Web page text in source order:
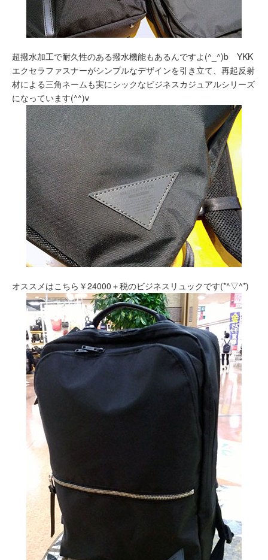
超撥水加工で耐久性のある撥水機能もあるんですよ(^_^)b YKK
エクセラファスナーがシンプルなデザインを引き立て、再起反射
材による三角ネームも実にシックなビジネスカジュアルシリーズ
になっています(^^)v
オススメはこちら￥24000＋税のビジネスリュックです(*^▽^*)